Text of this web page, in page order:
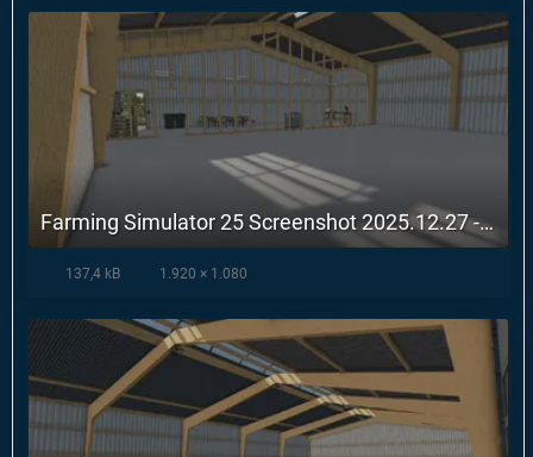
Farming Simulator 25 Screenshot 2025.12.27 - 10.54.08.79.webp
137,4 kB 1.920 × 1.080